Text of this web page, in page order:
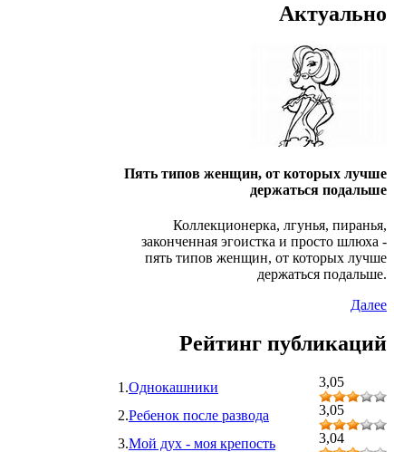
Актуально
Пять типов женщин, от которых лучше
держаться подальше
Коллекционерка, лгунья, пиранья,
законченная эгоистка и просто шлюха -
пять типов женщин, от которых лучше
держаться подальше.
Далее
Рейтинг публикаций
1.Однокашники 3,05
2.Ребенок после развода 3,05
3.Мой дух - моя крепость 3,04